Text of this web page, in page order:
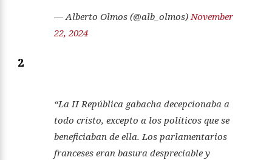
— Alberto Olmos (@alb_olmos)November
22, 2024
2
“La II República gabacha decepcionaba a
todo cristo, excepto a los políticos que se
beneficiaban de ella. Los parlamentarios
franceses eran basura despreciable y